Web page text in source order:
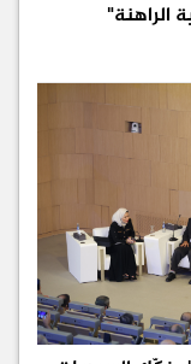
الراهنة"